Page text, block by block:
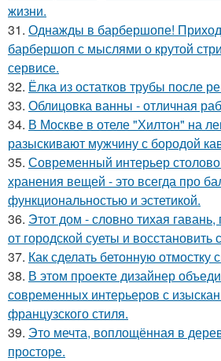
жизни.
31. Однажды в барбершопе!
барбершоп с мыслями о крутой
сервисе.
32. Ёлка из остатков трубы после
33. Облицовка ванны - отличная
34. В Москве в отеле "Хилтон" на
разыскивают мужчину с бородой
35. Современный интерьер
хранения вещей - это всегда про
функциональностью и эстетикой.
36. Этот дом - словно тихая
от городской суеты и восстановить
37. Как сделать бетонную отмостку
38. В этом проекте дизайнер
современных интерьеров с
французского стиля.
39. Это мечта, воплощённая в
просторе.